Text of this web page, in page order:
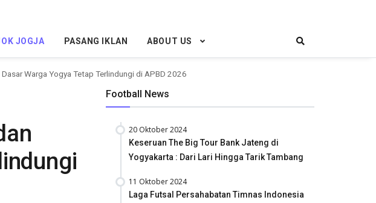
JOGJA PASANG IKLAN ABOUT US
Warga Yogya Tetap Terlindungi di APBD 2026
Football News
20 Oktober 2024
Keseruan The Big Tour Bank Jateng di
Yogyakarta : Dari Lari Hingga Tarik Tambang
11 Oktober 2024
Laga Futsal Persahabatan Timnas Indonesia